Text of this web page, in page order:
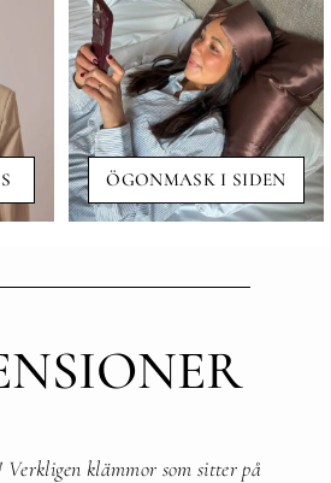
ÖGONMASK I SIDEN
Verkligen klämmor som sitter på